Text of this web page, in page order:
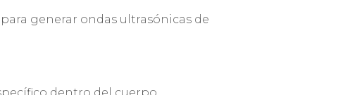
generar ondas ultrasónicas de